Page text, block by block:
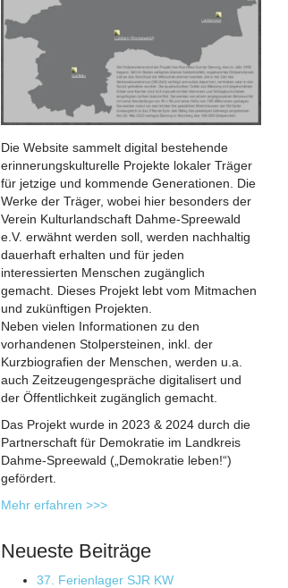
Die Website sammelt digital bestehende
erinnerungskulturelle Projekte lokaler Träger
für jetzige und kommende Generationen. Die
Werke der Träger, wobei hier besonders der
Verein Kulturlandschaft Dahme-Spreewald
e.V. erwähnt werden soll, werden nachhaltig
dauerhaft erhalten und für jeden
interessierten Menschen zugänglich
gemacht. Dieses Projekt lebt vom Mitmachen
und zukünftigen Projekten.
Neben vielen Informationen zu den
vorhandenen Stolpersteinen, inkl. der
Kurzbiografien der Menschen, werden u.a.
auch Zeitzeugengespräche digitalisert und
der Öffentlichkeit zugänglich gemacht.
Das Projekt wurde in 2023 & 2024 durch die
Partnerschaft für Demokratie im Landkreis
Dahme-Spreewald („Demokratie leben!“)
gefördert.
Mehr erfahren >>>
Neueste Beiträge
37. Ferienlager SJR KW